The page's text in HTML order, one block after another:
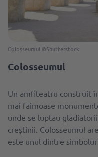
Colosseumul ©Shutterstock
Colosseumul
Un amfiteatru construit
mai faimoase
unde se luptau
creștinii. Colosseumul
este unul dintre